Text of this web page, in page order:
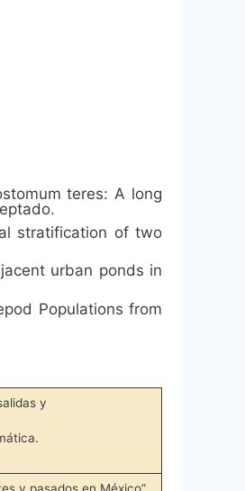
teres: A long
stratification of two
urban ponds in
Populations from
y
y pasados en México”